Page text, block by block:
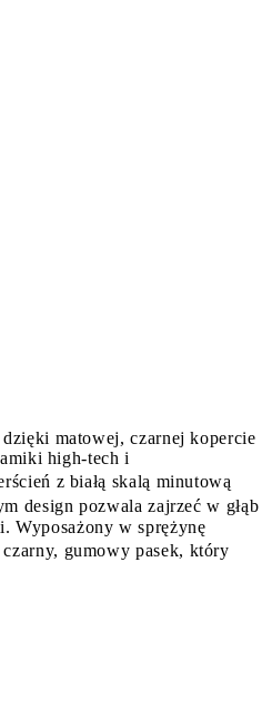
matowej, czarnej kopercie
high-tech i
z białą skalą minutową
design pozwala zajrzeć w głąb
Wyposażony w sprężynę
gumowy pasek, który